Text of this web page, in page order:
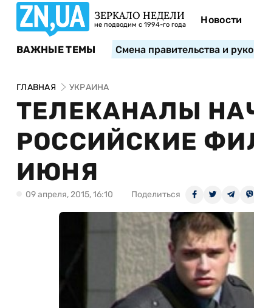
ЗЕРКАЛО НЕДЕЛИ
не подводим с 1994-го года Новости
ВАЖНЫЕ ТЕМЫ Смена правительства и
ГЛАВНАЯ УКРАИНА
ТЕЛЕКАНАЛЫ
РОССИЙСКИЕ
ИЮНЯ
09 апреля, 2015, 16:10 Поделиться